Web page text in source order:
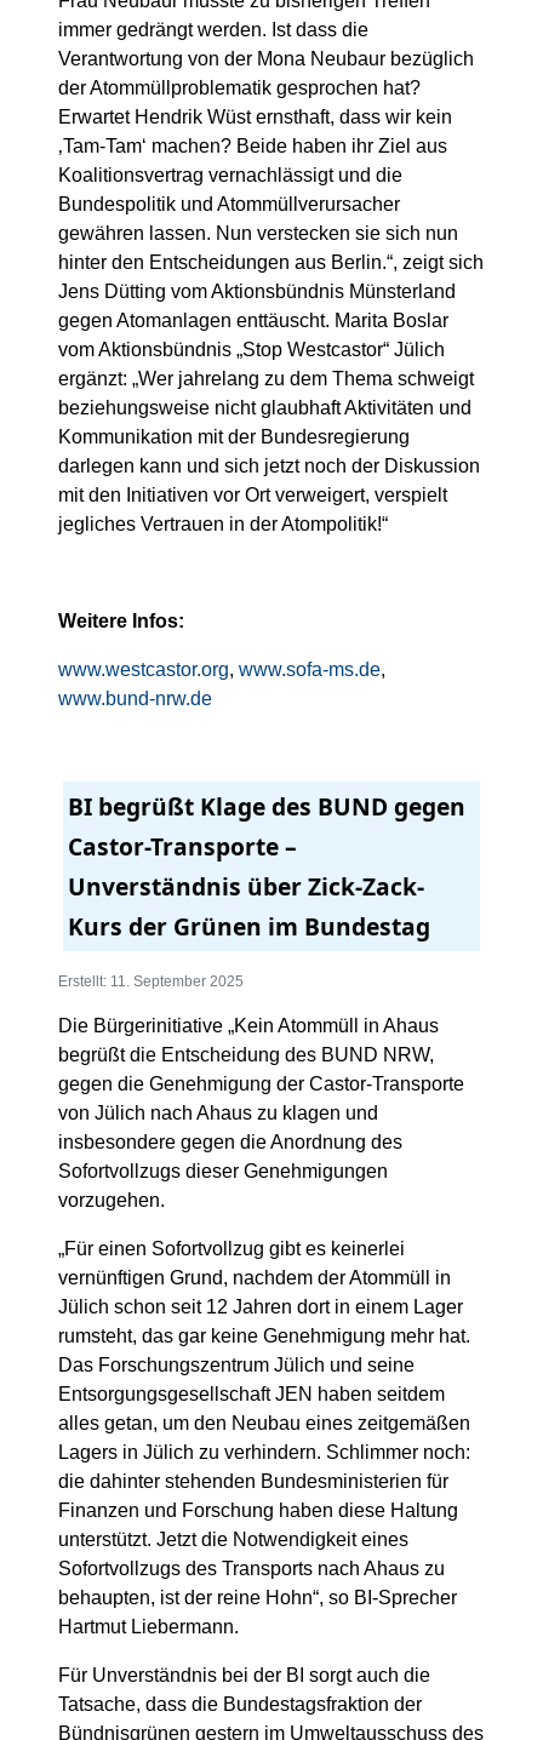
immer gedrängt werden. Ist dass die
Verantwortung von der Mona Neubaur bezüglich
der Atommüllproblematik gesprochen hat?
Erwartet Hendrik Wüst ernsthaft, dass wir kein
‚Tam-Tam‘ machen? Beide haben ihr Ziel aus
Koalitionsvertrag vernachlässigt und die
Bundespolitik und Atommüllverursacher
gewähren lassen. Nun verstecken sie sich nun
hinter den Entscheidungen aus Berlin.“, zeigt sich
Jens Dütting vom Aktionsbündnis Münsterland
gegen Atomanlagen enttäuscht. Marita Boslar
vom Aktionsbündnis „Stop Westcastor“ Jülich
ergänzt: „Wer jahrelang zu dem Thema schweigt
beziehungsweise nicht glaubhaft Aktivitäten und
Kommunikation mit der Bundesregierung
darlegen kann und sich jetzt noch der Diskussion
mit den Initiativen vor Ort verweigert, verspielt
jegliches Vertrauen in der Atompolitik!“
Weitere Infos:
www.westcastor.org, www.sofa-ms.de,
www.bund-nrw.de
BI begrüßt Klage des BUND gegen
Castor-Transporte –
Unverständnis über Zick-Zack-
Kurs der Grünen im Bundestag
Erstellt: 11. September 2025
Die Bürgerinitiative „Kein Atommüll in Ahaus
begrüßt die Entscheidung des BUND NRW,
gegen die Genehmigung der Castor-Transporte
von Jülich nach Ahaus zu klagen und
insbesondere gegen die Anordnung des
Sofortvollzugs dieser Genehmigungen
vorzugehen.
„Für einen Sofortvollzug gibt es keinerlei
vernünftigen Grund, nachdem der Atommüll in
Jülich schon seit 12 Jahren dort in einem Lager
rumsteht, das gar keine Genehmigung mehr hat.
Das Forschungszentrum Jülich und seine
Entsorgungsgesellschaft JEN haben seitdem
alles getan, um den Neubau eines zeitgemäßen
Lagers in Jülich zu verhindern. Schlimmer noch:
die dahinter stehenden Bundesministerien für
Finanzen und Forschung haben diese Haltung
unterstützt. Jetzt die Notwendigkeit eines
Sofortvollzugs des Transports nach Ahaus zu
behaupten, ist der reine Hohn“, so BI-Sprecher
Hartmut Liebermann.
Für Unverständnis bei der BI sorgt auch die
Tatsache, dass die Bundestagsfraktion der
Bündnisgrünen gestern im Umweltausschuss des